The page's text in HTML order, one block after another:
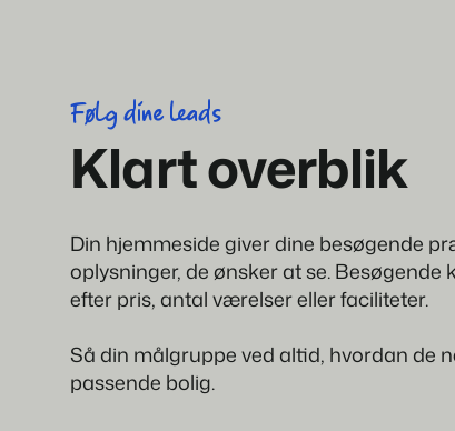
Følg dine leads
Klart overblik
Din hjemmeside giver dine besøgende
oplysninger, de ønsker at se. Besøgende
efter pris, antal værelser eller faciliteter.
Så din målgruppe ved altid, hvordan de
passende bolig.